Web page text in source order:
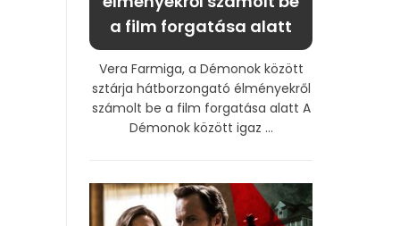
a film forgatása alatt
Vera Farmiga, a Démonok között
sztárja hátborzongató élményekről
számolt be a film forgatása alatt A
Démonok között igaz ...